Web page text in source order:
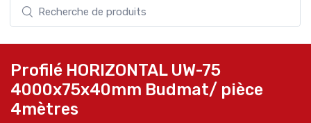
Profilé HORIZONTAL UW-75
4000x75x40mm Budmat/ pièce
4mètres